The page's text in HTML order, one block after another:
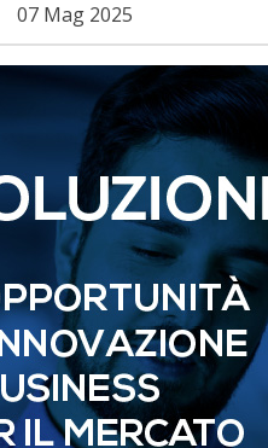
07 Mag 2025